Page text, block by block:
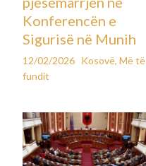
Konferencën e
Sigurisë në Munih
12/02/2026 Kosovë,Më të
fundit